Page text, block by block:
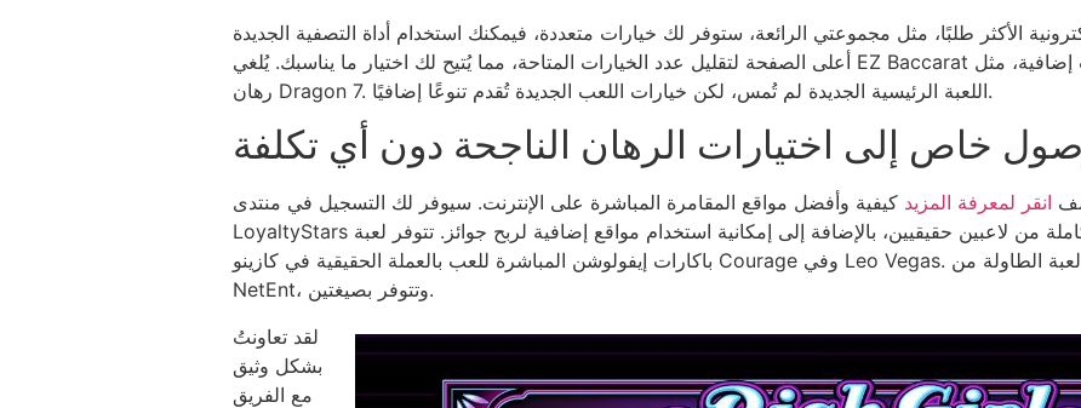
الأكثر طلبًا، مثل مجموعتي الرائعة، ستوفر لك خيارات متعددة، فيمكنك استخدام أداة التصفية الجديدة
أعلى الصفحة لتقليل عدد الخيارات المتاحة، مما يُتيح لك اختيار ما يناسبك. يُلغي EZ Baccarat عمولة رهانات الموزع، ويُضيف رهانات إضافية، مثل
رهان Dragon 7. اللعبة الرئيسية الجديدة لم تُمس، لكن خيارات اللعب الجديدة تُقدم تنوعًا إضافيًا.
خاص إلى اختيارات الرهان الناجحة دون أي تكلفة
انقر لمعرفة المزيد كيفية وأفضل مواقع المقامرة المباشرة على الإنترنت. سيوفر لك التسجيل في منتدى
LoyaltyStars الجديد إمكانية الوصول إلى توصيات كاملة من لاعبين حقيقيين، بالإضافة إلى إمكانية استخدام مواقع إضافية لربح جوائز. تتوفر لعبة
باكارات إيفولوشن المباشرة للعب بالعملة الحقيقية في كازينو Courage وفي Leo Vegas. الباكارات هي مثال واحد على جودة لعبة الطاولة من
NetEnt، وتتوفر بصيغتين.
لقد تعاونتُ
بشكل وثيق
مع الفريق